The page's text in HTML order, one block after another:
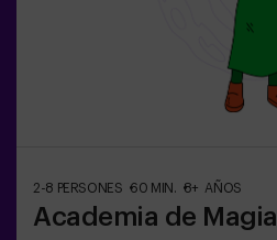
2-8 PERSONES 60 MIN. 8+ AÑOS
Academia de Magia